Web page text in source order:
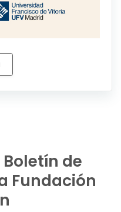
de
Fundación